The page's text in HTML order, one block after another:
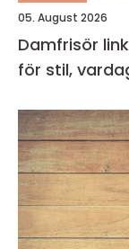
05. August 2026
Damfrisör linköping så hittar
för stil,